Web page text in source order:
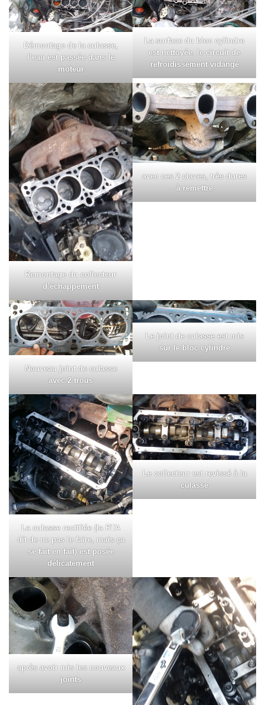
Démontage de la culasse,
l’eau est passée dans le
moteur
La surface du bloc cylindre
est nettoyée,
le circuit de
refroidissement vidangé
Remontage du collecteur
d’échappement
avec ces 2 claves, très dures
à remettre
Nouveau joint de culasse
avec 2 trous
Le joint de culasse est mis
sur le bloc cylindre
La culasse rectifiée (la RTA
dit de ne pas le faire, mais ça
se fait en fait) est posée
délicatement
Le collecteur est revissé à la
culasse
après avoir mis les nouveaux
joints